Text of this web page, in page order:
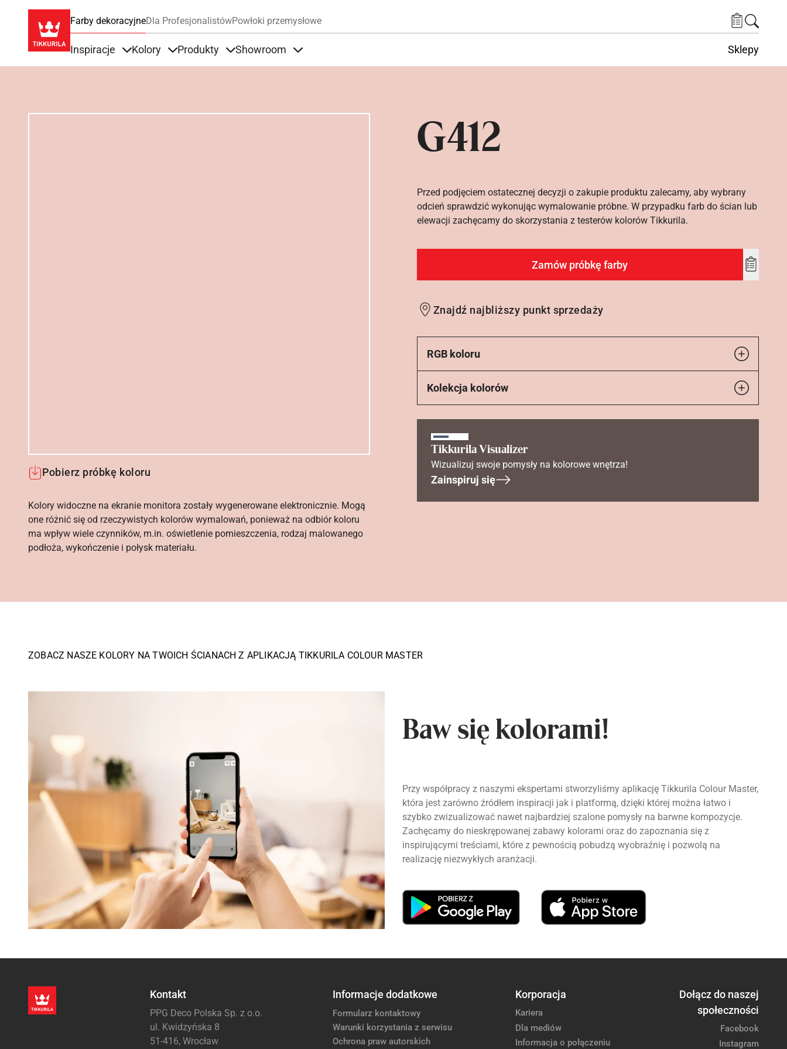
Farby dekoracyjneDla ProfesjonalistówPowłoki przemysłowe
Inspiracje Kolory Produkty Showroom Sklepy
G412
Pobierz próbkę koloru
Kolory widoczne na ekranie monitora zostały wygenerowane elektronicznie. Mogą
one różnić się od rzeczywistych kolorów wymalowań, ponieważ na odbiór koloru
ma wpływ wiele czynników, m.in. oświetlenie pomieszczenia, rodzaj malowanego
podłoża, wykończenie i połysk materiału.
Przed podjęciem ostatecznej decyzji o zakupie produktu zalecamy, aby wybrany
odcień sprawdzić wykonując wymalowanie próbne. W przypadku farb do ścian lub
elewacji zachęcamy do skorzystania z testerów kolorów Tikkurila.
Zamów próbkę farby
Add
Znajdź najbliższy punkt sprzedaży
RGB koloru
Kolekcja kolorów
Tikkurila Visualizer
Wizualizuj swoje pomysły na kolorowe wnętrza!
Zainspiruj się
ZOBACZ NASZE KOLORY NA TWOICH ŚCIANACH Z APLIKACJĄ TIKKURILA COLOUR MASTER
Baw się kolorami!
Przy współpracy z naszymi ekspertami stworzyliśmy aplikację Tikkurila Colour Master,
która jest zarówno źródłem inspiracji jak i platformą, dzięki której można łatwo i
szybko zwizualizować nawet najbardziej szalone pomysły na barwne kompozycje.
Zachęcamy do nieskrępowanej zabawy kolorami oraz do zapoznania się z
inspirującymi treściami, które z pewnością pobudzą wyobraźnię i pozwolą na
realizację niezwykłych aranżacji.
Kontakt
PPG Deco Polska Sp. z o.o.
ul. Kwidzyńska 8
51-416, Wrocław
Informacje dodatkowe
Formularz kontaktowy
Warunki korzystania z serwisu
Ochrona praw autorskich
Korporacja
Kariera
Dla mediów
Informacja o połączeniu
Dołącz do naszej
społeczności
Facebook
Instagram